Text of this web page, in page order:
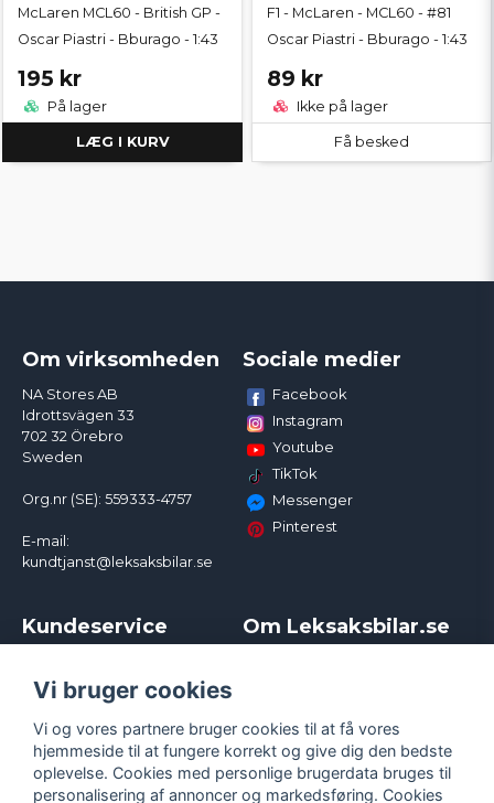
McLaren MCL60 - British GP -
Oscar Piastri - Bburago - 1:43
195 kr
På lager
LÆG I KURV
F1 - McLaren - MCL60 - #81
Oscar Piastri - Bburago - 1:43
89 kr
Ikke på lager
Få besked
Om virksomheden
NA Stores AB
Idrottsvägen 33
702 32 Örebro
Sweden
Org.nr (SE): 559333-4757
E-mail:
kundtjanst@leksaksbilar.se
Sociale medier
Facebook
Instagram
Youtube
TikTok
Messenger
Pinterest
Kundeservice
Kampagner og rabatter
Reklamation
Policy chase cars
Returnera
Logga in
Om Leksaksbilar.se
Handelsbetingelser
Persondatapolitik
Cookies
Vi bruger cookies
Vi og vores partnere bruger cookies til at få vores
hjemmeside til at fungere korrekt og give dig den bedste
oplevelse. Cookies med personlige brugerdata bruges til
personalisering af annoncer og markedsføring. Cookies